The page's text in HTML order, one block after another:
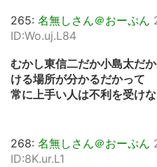
265: 名無しさん＠おーぷん
ID:Wo.uj.L84
むかし東信二だか小島太だ
ける場所が分かるだかって
常に上手い人は不利を受け
268: 名無しさん＠おーぷん
ID:8K.ur.L1